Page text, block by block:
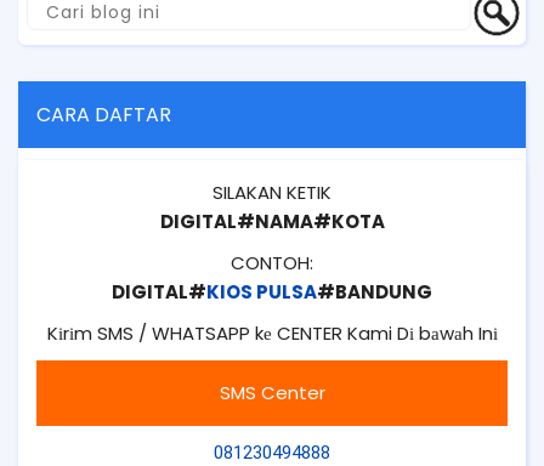
CARA DAFTAR
SILAKAN KETIK
DIGITAL#NAMA#KOTA
CONTOH:
DIGITAL#KIOS PULSA#BANDUNG
Kіrіm SMS / WHATSAPP kе CENTER Kami Dі bаwаh Inі
SMS Center
081230494888